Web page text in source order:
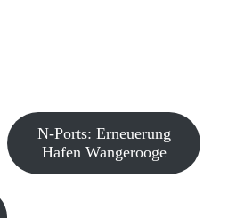
N-Ports: Erneuerung
Hafen Wangerooge